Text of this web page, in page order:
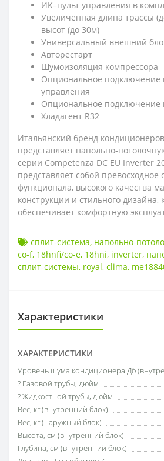
ИК–пульт управления в
Увеличенная длина трассы
высот (до 30м)
Универсальный внешний
Авторестарт
Шумоизоляция компрессора
Опциональное подключение
управления
Опциональное подключение
Хладагент R32
Итальянский бренд
представляет напольно-
серии Competenza DC EU Inverter
представляет собой превосходное
функционала, высокого качества
конструкции и стильного дизайна,
обеспечивает комфортную
сплит-система, напольно-
co-f, 18hnfi/co-e, 18hni, inverter,
сплит-системы, royal, clima,
Характеристики
ХАРАКТЕРИСТИКИ
Уровень шума кондиционера Дб
? Газовой трубы, дюйм
? Жидкостной трубы, дюйм
Вес, кг (внутренний блок)
Вес, кг (наружный блок)
Высота, см (внутренний блок)
Глубина, см (внутренний блок)